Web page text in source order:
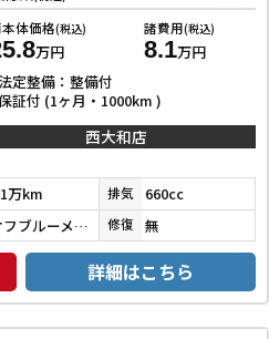
体価格(税込)
万円
諸費用(税込)
8.1万円
法定整備：整備付
証付 (1ヶ月・1000km )
西大和店
万km 排気 660cc
オフブルーメタリック 修復 無
詳細はこちら